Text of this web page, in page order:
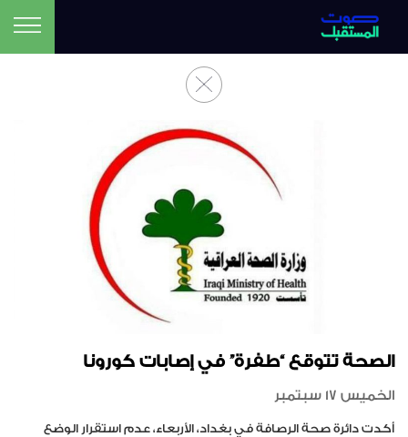
الصحة تتوقع “طفرة” في إصابات كورونا
الخميس 17 سبتمبر
أكدت دائرة صحة الرصافة في بغداد، الأربعاء، عدم استقرار الوضع